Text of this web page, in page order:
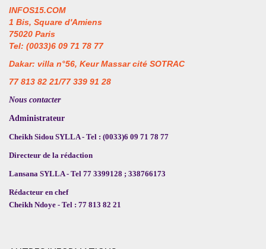
INFOS15.COM
1 Bis, Square d'Amiens
75020 Paris
Tel: (0033)6 09 71 78 77
Dakar: villa n°56, Keur Massar cité SOTRAC
77 813 82 21/77 339 91 28
Nous contacter
Administrateur
Cheikh Sidou SYLLA - Tel : (0033)6 09 71 78 77
Directeur de la rédaction
Lansana SYLLA - Tel 77 3399128 ; 338766173
Rédacteur en chef
Cheikh Ndoye - Tel : 77 813 82 21